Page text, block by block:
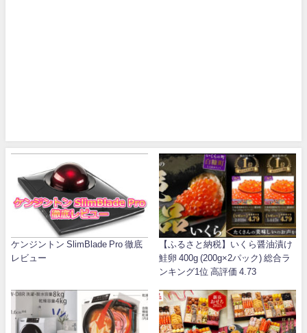
ケンジントン SlimBlade Pro 徹底
レビュー
【ふるさと納税】いくら醤油漬け
鮭卵 400g (200g×2パック) 総合ラ
ンキング1位 高評価 4.73